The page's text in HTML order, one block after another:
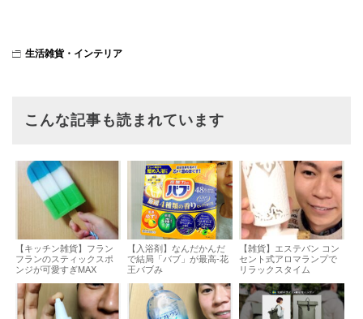
生活雑貨・インテリア
こんな記事も読まれています
【キッチン雑貨】フラン
フランのスティックスポ
ンジが可愛すぎMAX
【入浴剤】なんだかんだ
で結局「バブ」が最高-花
王バブみ
【雑貨】エステバン コン
セント式アロマランプで
リラックスタイム